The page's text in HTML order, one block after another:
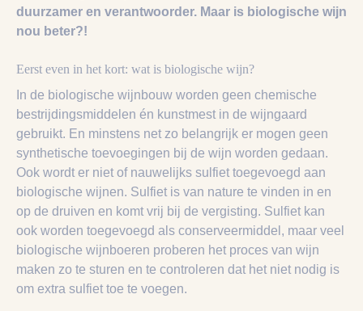
duurzamer en verantwoorder. Maar is biologische wijn
nou beter?!
Eerst even in het kort: wat is biologische wijn?
In de biologische wijnbouw worden geen chemische
bestrijdingsmiddelen én kunstmest in de wijngaard
gebruikt. En minstens net zo belangrijk er mogen geen
synthetische toevoegingen bij de wijn worden gedaan.
Ook wordt er niet of nauwelijks sulfiet toegevoegd aan
biologische wijnen. Sulfiet is van nature te vinden in en
op de druiven en komt vrij bij de vergisting. Sulfiet kan
ook worden toegevoegd als conserveermiddel, maar veel
biologische wijnboeren proberen het proces van wijn
maken zo te sturen en te controleren dat het niet nodig is
om extra sulfiet toe te voegen.